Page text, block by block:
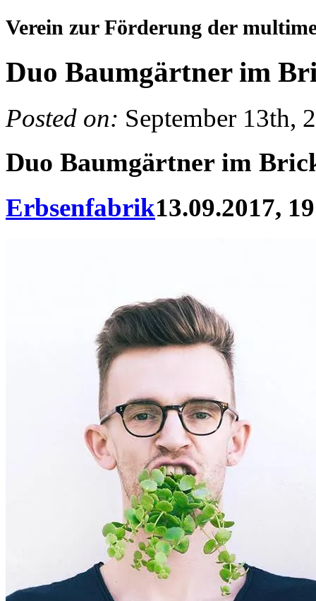
Verein zur Förderung der
Duo Baumgärtner im
Posted on: September 13th,
Duo Baumgärtner im
Erbsenfabrik13.09.2017,